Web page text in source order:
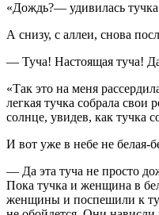
«Дождь?— удивилась
А снизу, с аллеи, снова
— Туча! Настоящая туча!
«Так это на меня
легкая тучка собрала
солнце, увидев, как тучка
И вот уже в небе не белая-
— Да эта туча не просто
Пока тучка и женщина в
женщины и поспешили к